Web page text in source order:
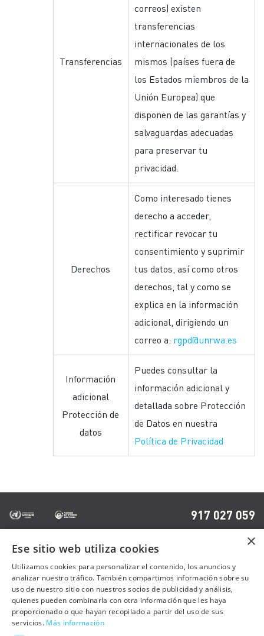
Transferencias
correos) existen
transferencias
internacionales de los
mismos (países fuera de
los Estados miembros de la
Unión Europea) que
disponen de las garantías y
salvaguardas adecuadas
para preservar tu
privacidad.
Derechos
Como interesado tienes
derecho a acceder,
rectificar revocar tu
consentimiento y suprimir
tus datos, así como otros
derechos, tal y como se
explica en la información
adicional, dirigiendo un
correo a: rgpd@unrwa.es
Información
adicional
Protección de
datos
Puedes consultar la
información adicional y
detallada sobre Protección
de Datos en nuestra
Política de Privacidad
917 027 059
OTRAS PÁGINAS
Contacto
Preguntas frecuentes
Trabaja con nosotros
×
Ese sitio web utiliza cookies
Utilizamos cookies para personalizar el contenido, los anuncios y
analizar nuestro tráfico. También compartimos información sobre su
uso de nuestro sitio con nuestros socios de publicidad y análisis,
quienes pueden combinarla con otra información que les haya
proporcionado o que hayan recopilado a partir del uso de sus
servicios. Más información